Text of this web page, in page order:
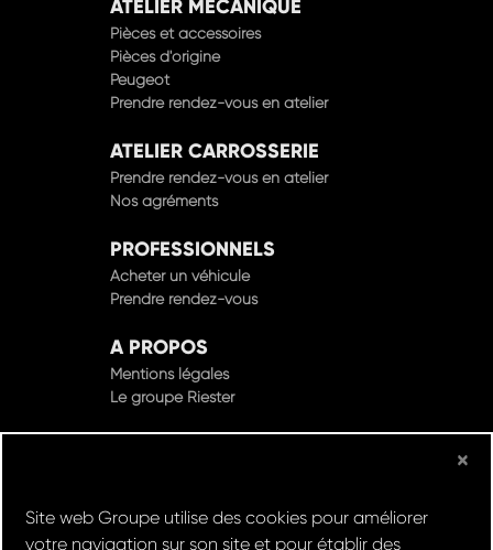
Pièces et accessoires
Pièces d'origine
Peugeot
Prendre rendez-vous en atelier
Prendre rendez-vous en atelier
Nos agréments
Acheter un véhicule
Prendre rendez-vous
Mentions légales
Le groupe Riester
Design & Développement par
×
Site web Groupe utilise des cookies pour améliorer
votre navigation sur son site et pour établir des